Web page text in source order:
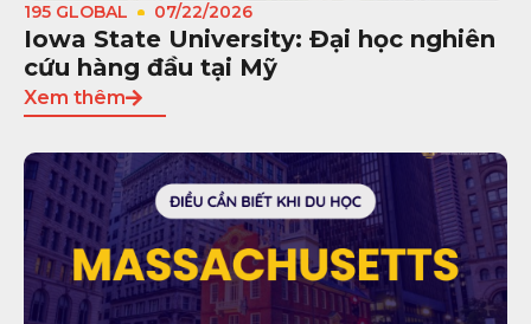
195 GLOBAL 07/22/2026
Iowa State University: Đại học nghiên
cứu hàng đầu tại Mỹ
Xem thêm